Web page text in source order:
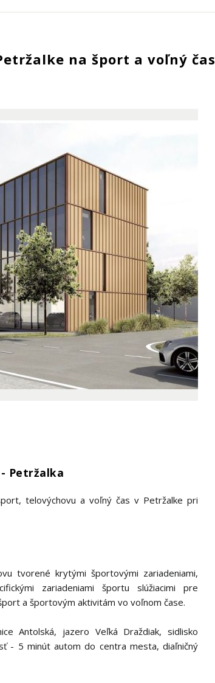
na šport a voľný čas
Petržalka
telovýchovu a voľný čas v Petržalke pri
tvorené krytými športovými zariadeniami,
zariadeniami športu slúžiacimi pre
a športovým aktivitám vo voľnom čase.
Antolská, jazero Veľká Draždiak, sidlisko
- 5 minút autom do centra mesta, diaľničný